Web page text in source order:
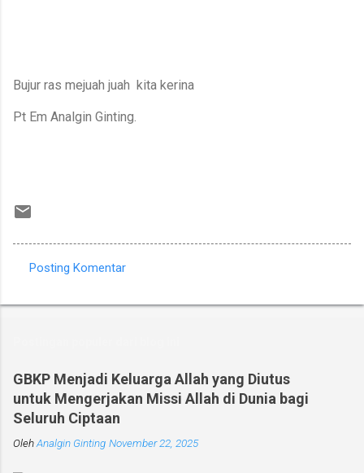
Bujur ras mejuah juah kita kerina
Pt Em Analgin Ginting.
o
n
t
a
r
Posting Komentar
GBKP Menjadi Keluarga Allah yang Diutus
untuk Mengerjakan Missi Allah di Dunia bagi
Seluruh Ciptaan
OlehAnalgin Ginting November 22, 2025